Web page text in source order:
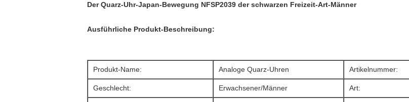
Der Quarz-Uhr-Japan-Bewegung NFSP2039 der schwarzen Freizeit-Art-Männer
Ausführliche Produkt-Beschreibung:
Produkt-Name: Analoge Quarz-Uhren Artikelnummer:
Geschlecht: Erwachsener/Männer Art: